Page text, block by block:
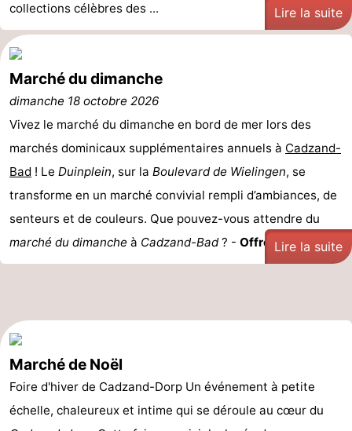
collections célèbres des ...
Lire la suite
Marché du dimanche
dimanche 18 octobre 2026
Vivez le marché du dimanche en bord de mer lors des
marchés dominicaux supplémentaires annuels à Cadzand-
Bad ! Le Duinplein, sur la Boulevard de Wielingen, se
transforme en un marché convivial rempli d’ambiances, de
senteurs et de couleurs. Que pouvez-vous attendre du
marché du dimanche à Cadzand-Bad? - Offre ...Lire la suite
Marché de Noël
Foire d'hiver de Cadzand-Dorp Un événement à petite
échelle, chaleureux et intime qui se déroule au cœur du